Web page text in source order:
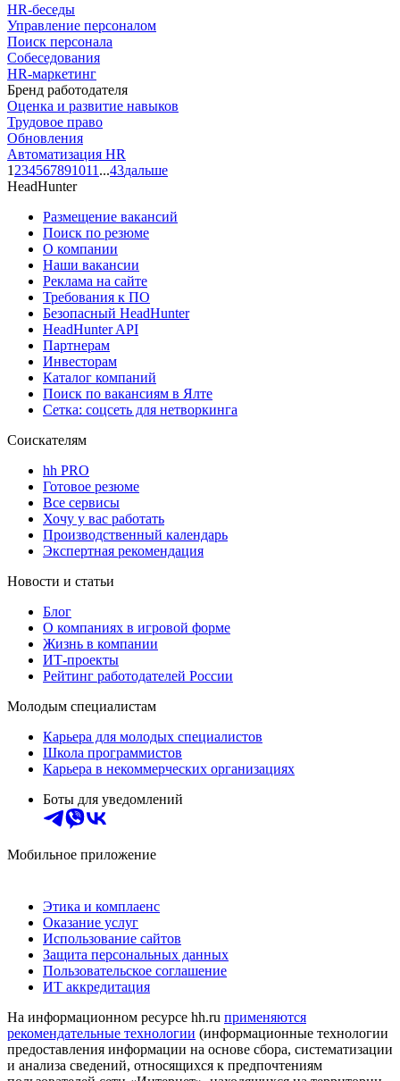
HR-беседы
Управление персоналом
Поиск персонала
Собеседования
HR-маркетинг
Бренд работодателя
Оценка и развитие навыков
Трудовое право
Обновления
Автоматизация HR
1 234567891011 ...43дальше
HeadHunter
Размещение вакансий
Поиск по резюме
О компании
Наши вакансии
Реклама на сайте
Требования к ПО
Безопасный HeadHunter
HeadHunter API
Партнерам
Инвесторам
Каталог компаний
Поиск по вакансиям в Ялте
Сетка: соцсеть для нетворкинга
Соискателям
hh PRO
Готовое резюме
Все сервисы
Хочу у вас работать
Производственный календарь
Экспертная рекомендация
Новости и статьи
Блог
О компаниях в игровой форме
Жизнь в компании
ИТ-проекты
Рейтинг работодателей России
Молодым специалистам
Карьера для молодых специалистов
Школа программистов
Карьера в некоммерческих организациях
Боты для уведомлений
Мобильное приложение
Этика и комплаенс
Оказание услуг
Использование сайтов
Защита персональных данных
Пользовательское соглашение
ИТ аккредитация
На информационном ресурсе hh.ru применяются
рекомендательные технологии (информационные технологии
предоставления информации на основе сбора, систематизации
и анализа сведений, относящихся к предпочтениям